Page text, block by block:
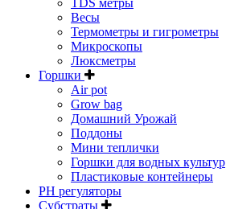
TDS метры
Весы
Термометры и гигрометры
Микроскопы
Люксметры
Горшки
Air pot
Grow bag
Домашний Урожай
Поддоны
Мини теплички
Горшки для водных культур
Пластиковые контейнеры
PH регуляторы
Субстраты